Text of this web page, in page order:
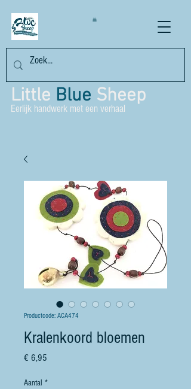
Little Blue Sheep
Eerlijk handwerk met een verhaal
Productcode: ACA474
Kralenkoord bloemen
€ 6,95
Aantal *